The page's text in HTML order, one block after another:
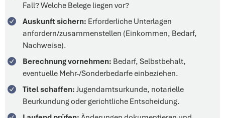
Fall? Welche Belege liegen vor?
Auskunft sichern: Erforderliche Unterlagen
anfordern/zusammenstellen (Einkommen, Bedarf,
Nachweise).
Berechnung vornehmen: Bedarf, Selbstbehalt,
eventuelle Mehr-/Sonderbedarfe einbeziehen.
Titel schaffen: Jugendamtsurkunde, notarielle
Beurkundung oder gerichtliche Entscheidung.